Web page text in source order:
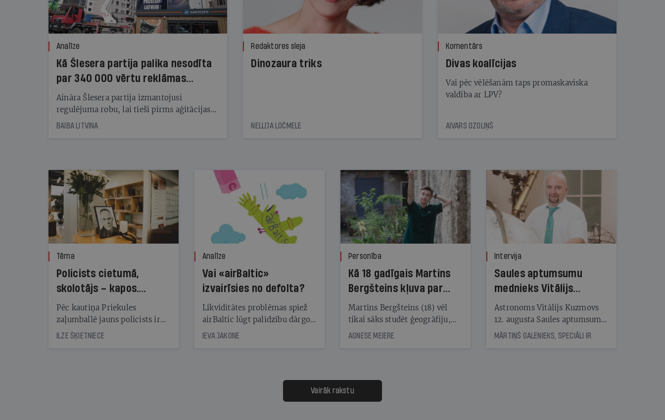
Analīze
Kā Šlesera partija palika nesodīta
par 340 000 vērtu reklāmas
kampaņu
Aināra Šlesera partija izmantojusi
regulējuma robu, lai tieši pirms aģitācijas
starta izreklamētos par summu, kas
BAIBA LITVINA
Redaktores sleja
Dinozaura triks
NELLIJA LOČMELE
Komentārs
Divas koalīcijas
Vai pēc vēlēšanām taps promaskaviska
valdība ar LPV?
AIVARS OZOLIŅŠ
Tēma
Policists cietumā,
skolotājs – kapos.
Reibuma cena Priekulē
Pēc kautiņa Priekules
zaļumballē jauns policists ir
nonācis cietumā, bet
cienījams pedagogs — kapos.
ILZE ŠĶIETNIECE
Analīze
Vai «airBaltic»
izvairīsies no defolta?
Likviditātes problēmas spiež
airBaltic lūgt palīdzību dārgo
obligāciju turētājiem, taču
samaksāt augstos procentus,
kas jāpārskaita jau trīs dienas
pirms nākamās sapulces
IEVA JAKONE
Personība
Kā 18 gadīgais Martins
Bergšteins kļuva par
laika ziņu seju?
Martins Bergšteins (18) vēl
tikai sāks studēt ģeogrāfiju,
bet viņa sacītajam jau uzticas
uzcītīga darba, mammas
atbalsts un drosme turpināt
meteovērojumus arī tad, kad
AGNESE MEIERE
Intervija
Saules aptumsumu
mednieks Vitālijs
Kuzmovs
Astronoms Vitālijs Kuzmovs
12. augusta Saules aptumsumu
dosies vērot Maļorkā, kur tas
būs pilns. Jau nākamajā dienā
MĀRTIŅŠ GALENIEKS, SPECIĀLI IR
Vairāk rakstu